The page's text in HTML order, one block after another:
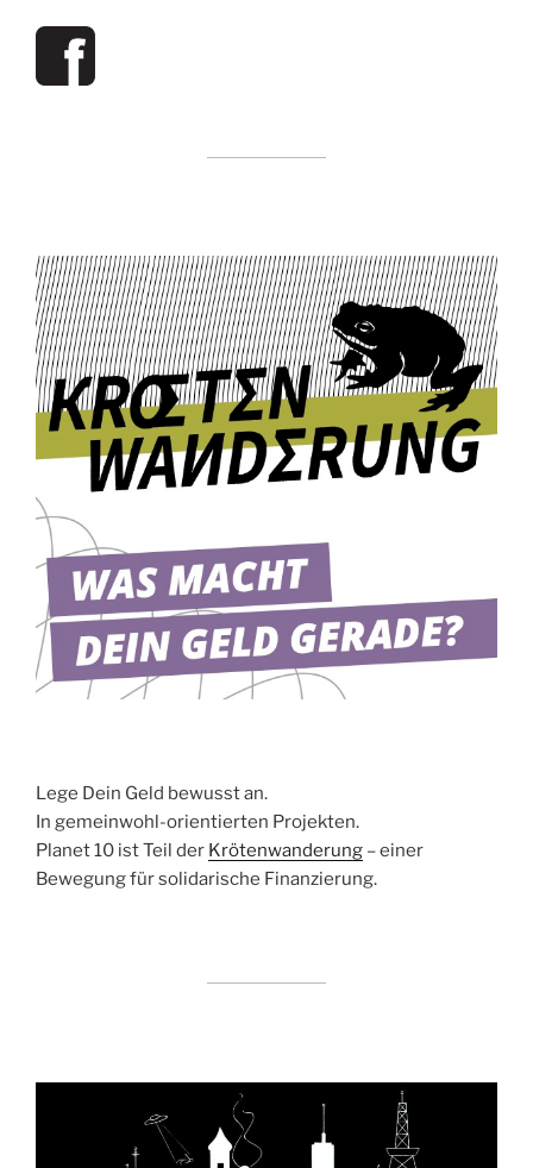
Lege Dein Geld bewusst an.
In gemeinwohl-orientierten Projekten.
Planet 10 ist Teil der Krötenwanderung – einer
Bewegung für solidarische Finanzierung.